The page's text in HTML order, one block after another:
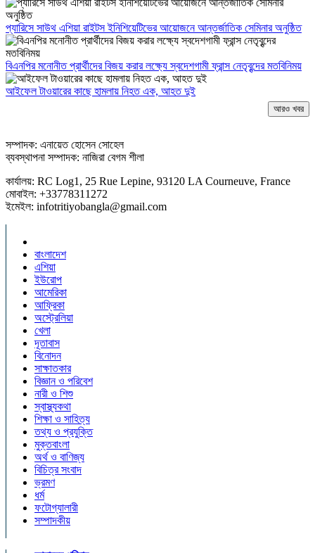
প্যারিসে সাউথ এশিয়া রাইটস ইনিশিয়েটিভের আয়োজনে আন্তর্জাতিক সেমিনার অনুষ্ঠিত
বিএনপির মনোনীত প্রার্থীদের বিজয় করার লক্ষ্যে স্বদেশগামী ফ্রান্স নেতৃবৃন্দের মতবিনিময়
আইফেল টাওয়ারের কাছে হামলায় নিহত এক, আহত দুই
আরও খবর
সম্পাদক: এনায়েত হোসেন সোহেল
ব্যবস্থাপনা সম্পাদক: নাজিরা বেগম শীলা
কার্যালয়: RC Log1, 25 Rue Lepine, 93120 LA Courneuve, France
মোবাইল: +33778311272
ইমেইল: infotritiyobangla@gmail.com
বাংলাদেশ
এশিয়া
ইউরোপ
আমেরিকা
আফ্রিকা
অস্ট্রেলিয়া
খেলা
দূতাবাস
বিনোদন
সাক্ষাতকার
বিজ্ঞান ও পরিবেশ
নারী ও শিশু
স্বাস্থ্যকথা
শিক্ষা ও সাহিত্য
তথ্য ও প্রযুক্তি
মুক্তবাংলা
অর্থ ও বাণিজ্য
বিচিত্র সংবাদ
ভ্রমণ
ধর্ম
ফটোগ্যালারী
সম্পাদকীয়